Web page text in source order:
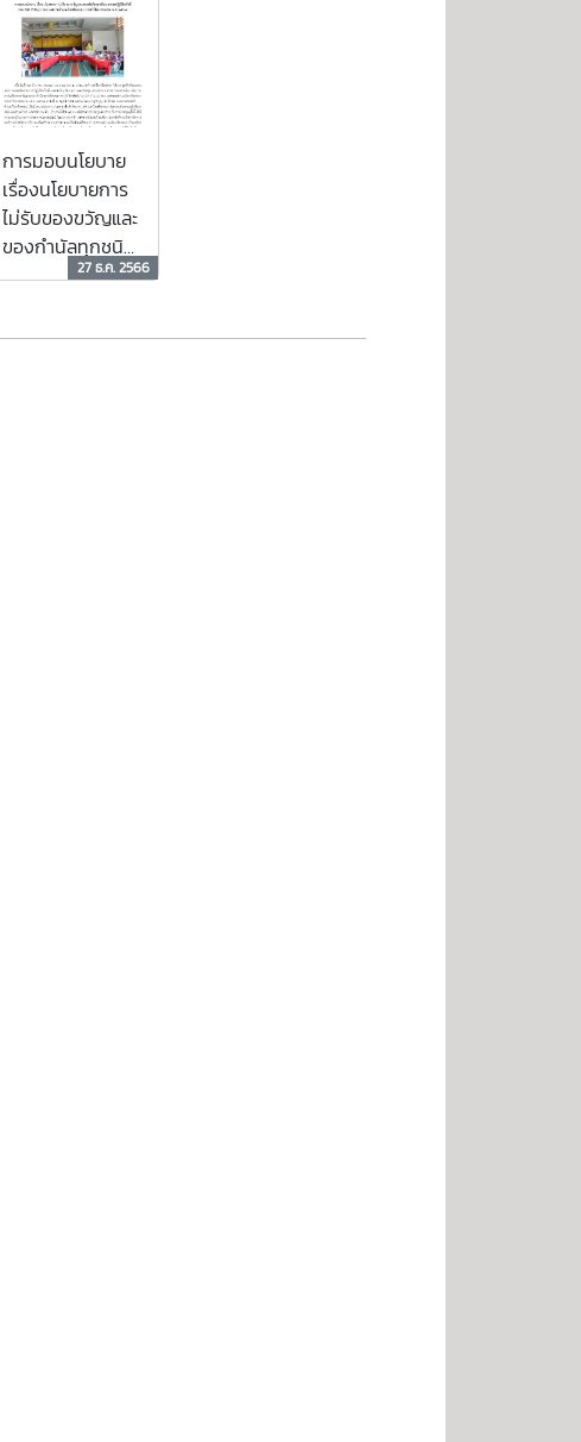
การมอบนโยบาย
เรื่องนโยบายการ
ไม่รับของขวัญและ
ของกำนัลทุกชนิด
จากการปฎิบัติ
ปีงบประมาณ
27 ธ.ค. 2566